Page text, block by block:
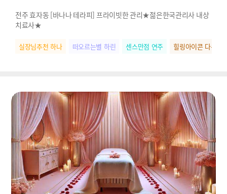
전주 효자동 [바나나 테라피] 프라이빗한 관리★젊은한국관리사 내상
치료사★
실장님추천 하나 떠오르는별 하린 센스만점 연주 힐링아이콘 다윤